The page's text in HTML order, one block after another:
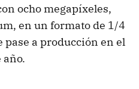
ocho megapíxeles,
en un formato de 1/4
pase a producción en el